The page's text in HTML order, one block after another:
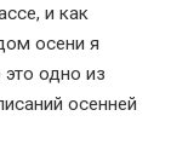
и как
осени я
одно из
осенней